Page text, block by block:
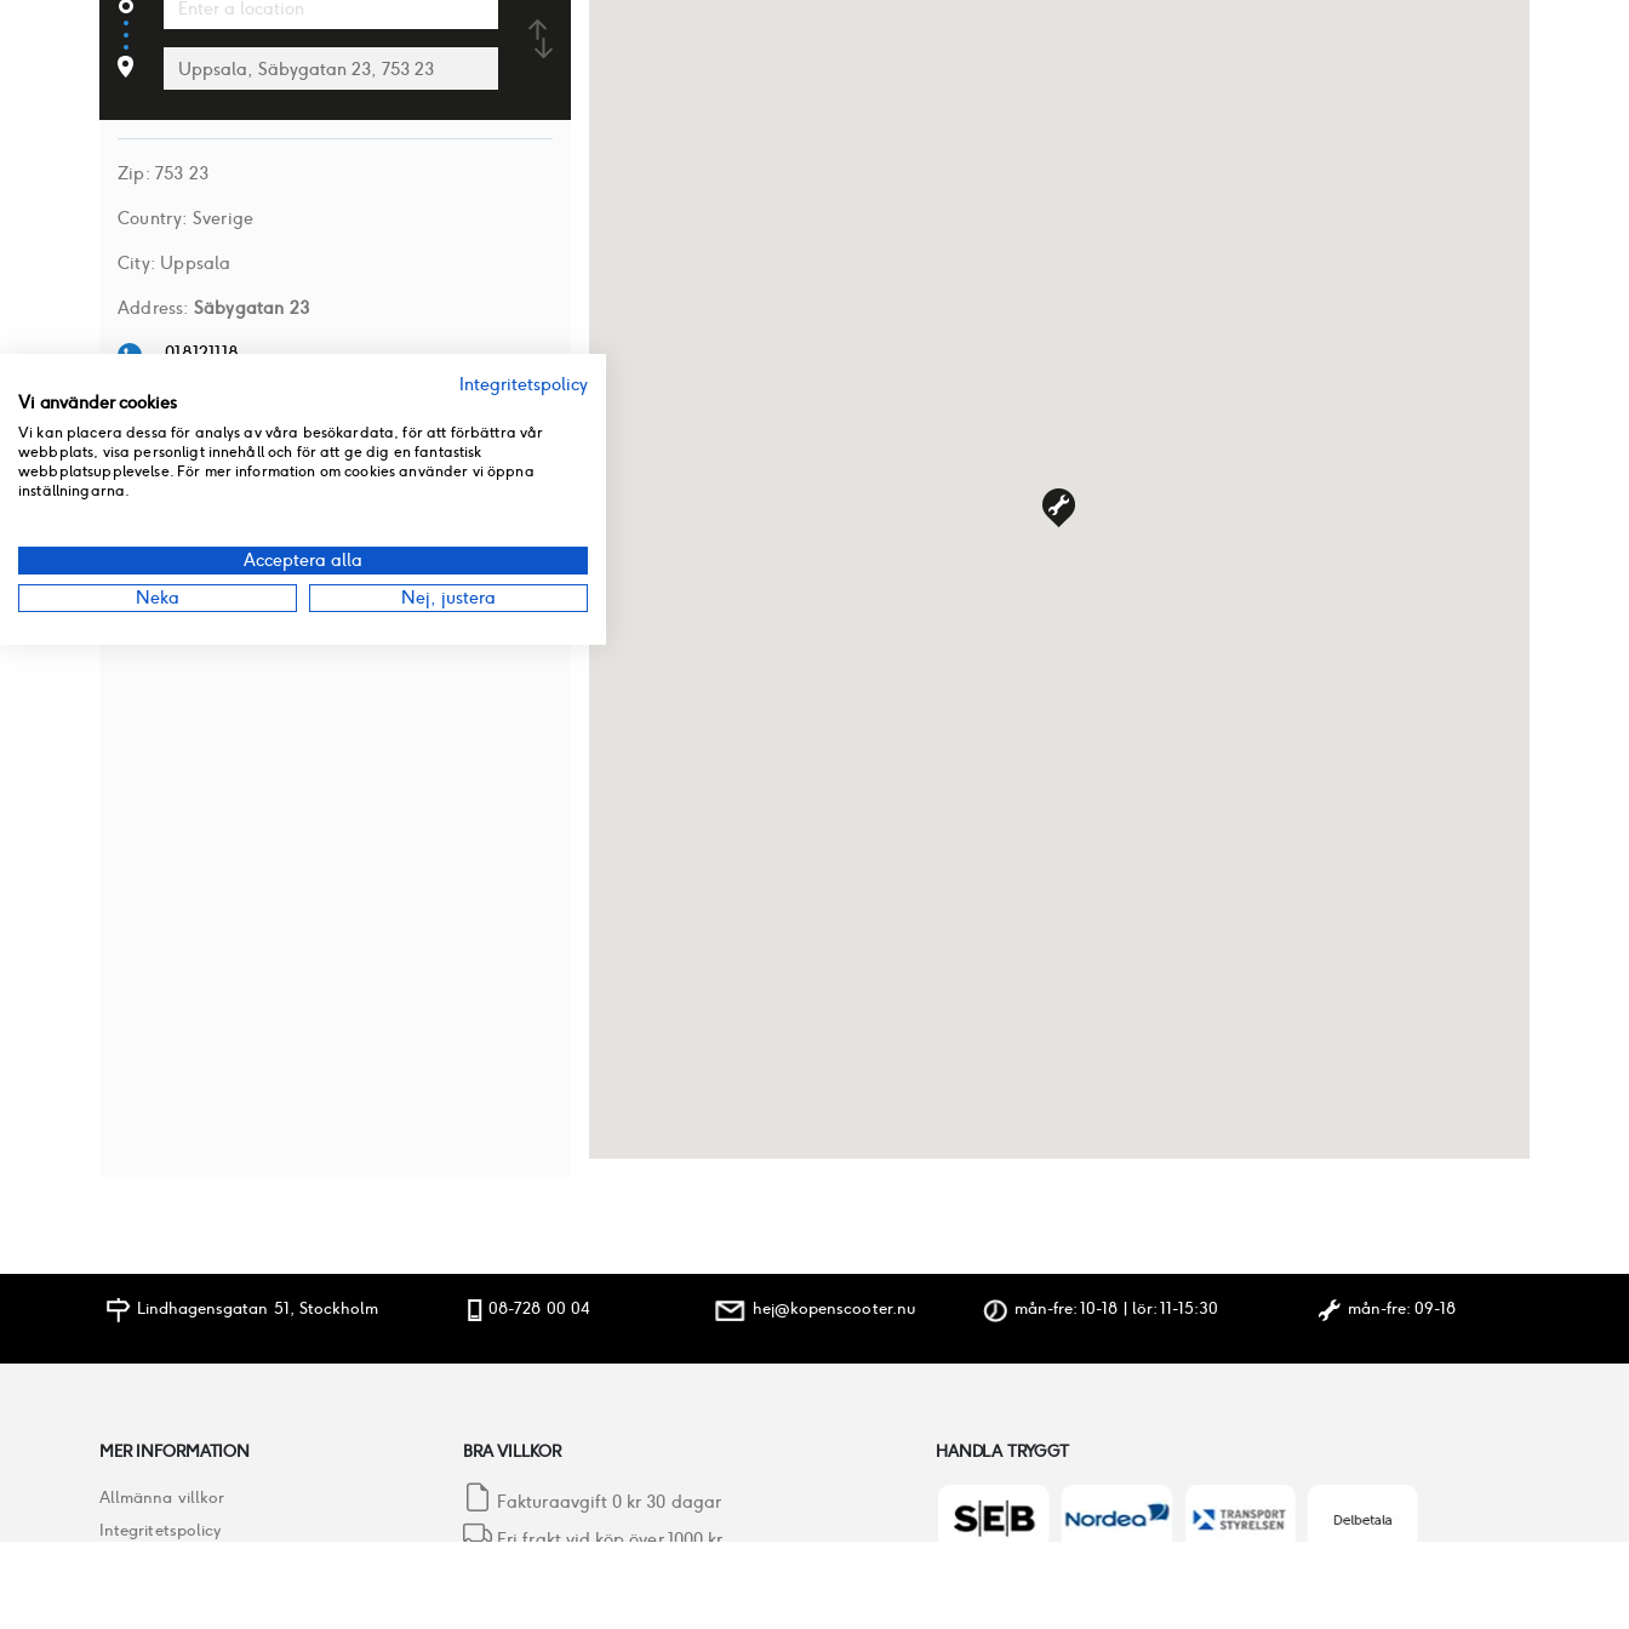
Zip: 753 23
Country: Sverige
City: Uppsala
Address: Säbygatan 23
018121118
Street View
Lindhagensgatan 51, Stockholm 08-728 00 04 hej@kopenscooter.nu mån-fre: 10-18 | lör: 11-15:30 mån-fre: 09-18
MER INFORMATION
Allmänna villkor
Integritetspolicy
BRA VILLKOR
Fakturaavgift 0 kr 30 dagar
Fri frakt vid köp över 1000 kr
HANDLA TRYGGT
Integritetspolicy
Vi använder cookies
Vi kan placera dessa för analys av våra besökardata, för att förbättra vår
webbplats, visa personligt innehåll och för att ge dig en fantastisk
webbplatsupplevelse. För mer information om cookies använder vi öppna
inställningarna.
Acceptera alla
Neka
Nej, justera